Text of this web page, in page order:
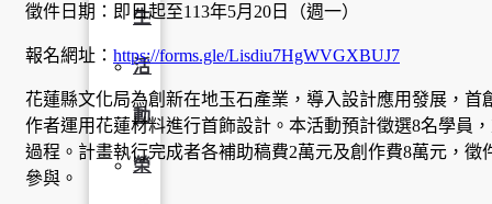
生
活
動
榮
徵件日期：即日起至113年5月20日（週一）
報名網址： https://forms.gle/Lisdiu7HgWVGXBUJ7
花蓮縣文化局為創新在地玉石產業，導入設計應用發展，
作者運用花蓮材料進行首飾設計。本活動預計徵選8名學員
過程。計畫執行完成者各補助稿費2萬元及創作費8萬元，
參與。